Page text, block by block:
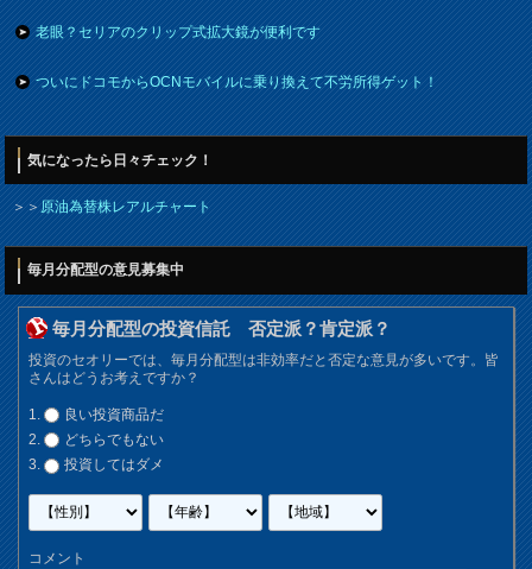
老眼？セリアのクリップ式拡大鏡が便利です
ついにドコモからOCNモバイルに乗り換えて不労所得ゲット！
気になったら日々チェック！
＞＞原油為替株レアルチャート
毎月分配型の意見募集中
毎月分配型の投資信託 否定派？肯定派？
投資のセオリーでは、毎月分配型は非効率だと否定な意見が多いです。皆
さんはどうお考えですか？
良い投資商品だ
どちらでもない
投資してはダメ
コメント